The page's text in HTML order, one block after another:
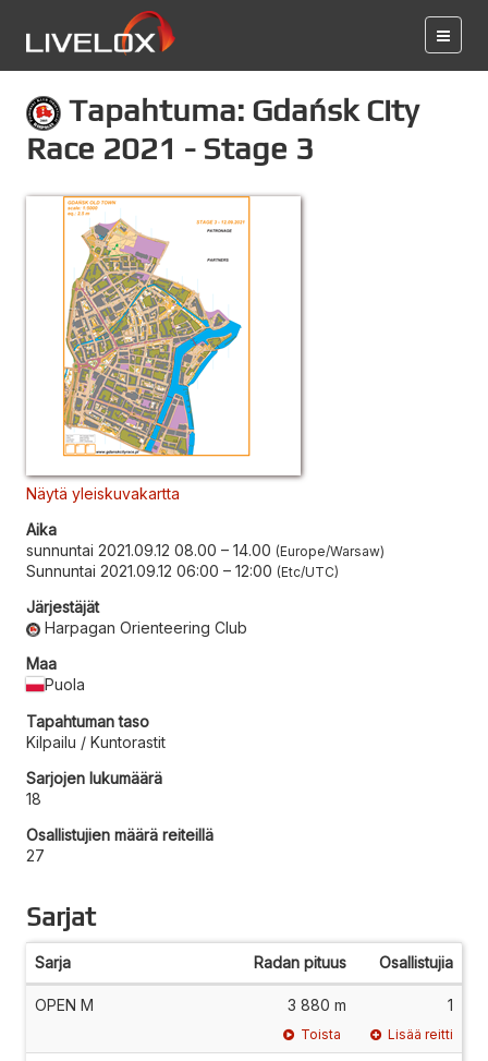
Tapahtuma: Gdańsk City
Race 2021 - Stage 3
Näytä yleiskuvakartta
Aika
sunnuntai 2021.09.12 08.00 – 14.00 Europe/Warsaw
Sunnuntai 2021.09.12 06:00 – 12:00 Etc/UTC
Järjestäjät
Harpagan Orienteering Club
Maa
Puola
Tapahtuman taso
Kilpailu / Kuntorastit
Sarjojen lukumäärä
18
Osallistujien määrä reiteillä
27
Sarjat
Sarja Radan pituus Osallistujia
OPEN M 3 880 m 1
Toista Lisää reitti